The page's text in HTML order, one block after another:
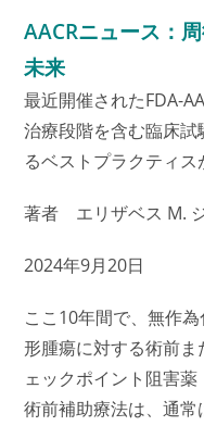
AACRニュース：
未来
最近開催されたFDA-
治療段階を含む臨床
るベストプラクティス
著者 エリザベス M.
2024年9月20日
ここ10年間で、無作
形腫瘍に対する術前
ェックポイント阻害薬
術前補助療法は、通